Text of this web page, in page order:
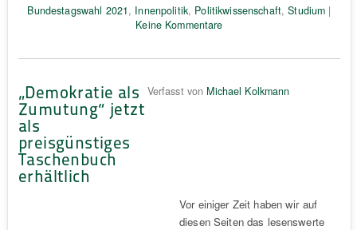
Bundestagswahl 2021, Innenpolitik, Politikwissenschaft,Studium |
Keine Kommentare
„Demokratie als
Zumutung“ jetzt
als
preisgünstiges
Taschenbuch
erhältlich
Verfasst von Michael Kolkmann
Vor einiger Zeit haben wir auf
diesen Seiten das lesenswerte